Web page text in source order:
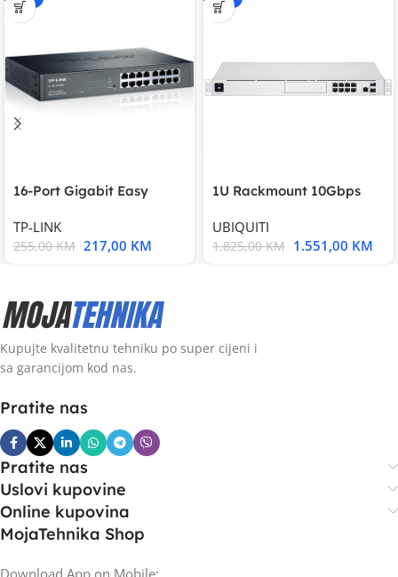
16-Port Gigabit Easy
TP-LINK
255,00KM 217,00 KM
1U Rackmount 10Gbps
UBIQUITI
1.825,00KM 1.551,00 KM
Kupujte kvalitetnu tehniku po super cijeni i
sa garancijom kod nas.
Pratite nas
Pratite nas
Uslovi kupovine
Online kupovina
MojaTehnika Shop
Download App on Mobile: